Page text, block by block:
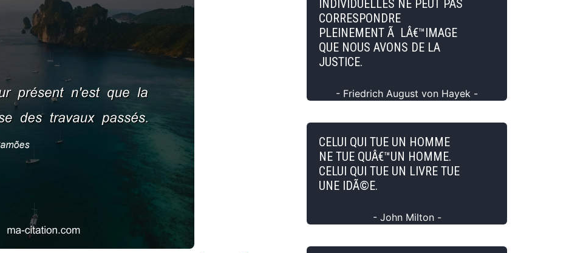
INDIVIDUELLES NE PEUT PAS
CORRESPONDRE
PLEINEMENT Ã LÂ€™IMAGE
QUE NOUS AVONS DE LA
JUSTICE.
- Friedrich August von Hayek -
CELUI QUI TUE UN HOMME
NE TUE QUÂ€™UN HOMME.
CELUI QUI TUE UN LIVRE TUE
UNE IDÃ©E.
- John Milton -